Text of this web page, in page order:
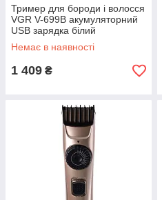
Тример для бороди і волосся
VGR V-699B акумуляторний
USB зарядка білий
Немає в наявності
1 409 ₴